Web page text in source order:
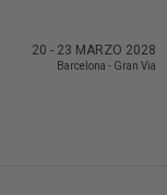
20 - 23 MARZO 2028
Barcelona - Gran Via